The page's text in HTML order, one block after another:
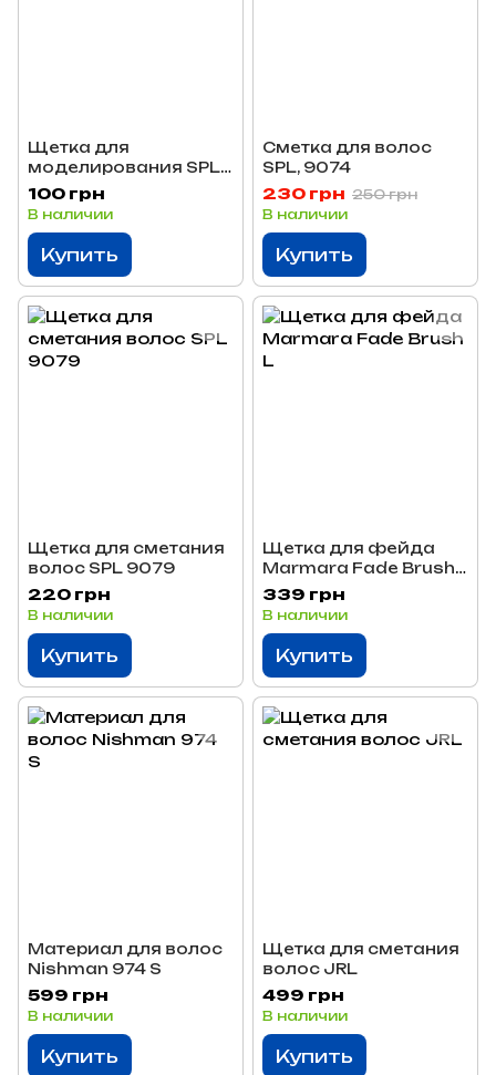
Щетка для
моделирования SPL,
8571
100 грн
В наличии
Купить
Сметка для волос
SPL, 9074
230 грн 250 грн
В наличии
Купить
Щетка для сметания
волос SPL 9079
220 грн
В наличии
Купить
Щетка для фейда
Marmara Fade Brush
L
339 грн
В наличии
Купить
Материал для волос
Nishman 974 S
599 грн
В наличии
Купить
Щетка для сметания
волос JRL
499 грн
В наличии
Купить